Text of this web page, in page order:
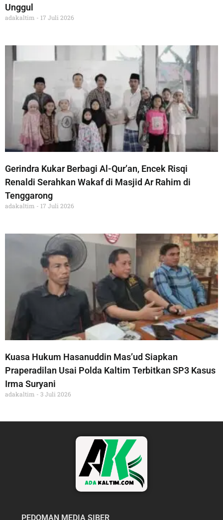
Unggul
adakaltim 17 Juli 2026
Gerindra Kukar Berbagi Al-Qur’an, Encek Risqi
Renaldi Serahkan Wakaf di Masjid Ar Rahim di
Tenggarong
adakaltim 17 Juli 2026
Kuasa Hukum Hasanuddin Mas’ud Siapkan
Praperadilan Usai Polda Kaltim Terbitkan SP3 Kasus
Irma Suryani
adakaltim 3 Juli 2026
PEDOMAN MEDIA SIBER